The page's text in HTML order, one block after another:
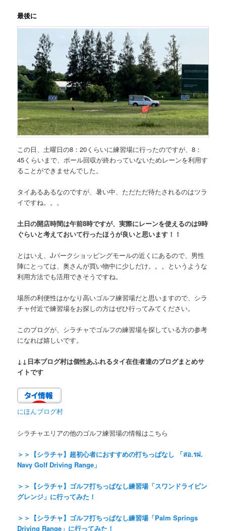
最後に
この日、土曜日の8：20くらいに練習場に行ったのですが、8：
45くらいまで、ボール回収が終わっていないためレーンを利用す
ることができませんでした。
タイあるあるなのですが、暑い中、ただただ待たされるのはツラ
イですね。。。
土日の開店時間は午前8時ですが、実際にレーンを使えるのは9時
ぐらいと考えておいて行ったほうが良いと思います！！
とはいえ、Jパークショッピングモールの近くにあるので、男性
陣にとっては、奥さんが買い物中に少しだけ。。。というような
利用方法でも活用できそうですね。
場所の利便性はかなり高いゴルフ練習場だと思いますので、シラ
チャ付近で練習場をお探しの方はぜひ行ってみてください。
このブログが、シラチャでゴルフの練習場を探している方の参考
になれば嬉しいです。
↓↓日本ブログ村は個性あふれるタイ在住者達のブログまとめサ
イトです
にほんブログ村
シラチャエリアの他のゴルフ練習場の情報はこちら
＞＞【シラチャ】超初心者におすすめの打ちっぱなし 「สอ.รฝ.
Navy Golf Driving Range」
＞＞【シラチャ】ゴルフ打ちっぱなし練習場「スワンドライビン
グレンジ」に行ってみた！
＞＞【シラチャ】ゴルフ打ちっぱなし練習場「Palm Springs
Driving Range」に行ってみた！